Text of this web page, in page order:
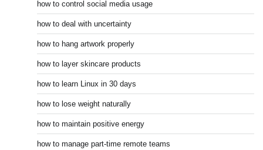
how to control social media usage
how to deal with uncertainty
how to hang artwork properly
how to layer skincare products
how to learn Linux in 30 days
how to lose weight naturally
how to maintain positive energy
how to manage part-time remote teams